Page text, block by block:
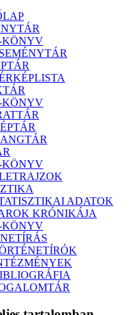
KÖNYV
KÖNYV
KÖNYV
ADATOK
KRÓNIKÁJA
KÖNYV